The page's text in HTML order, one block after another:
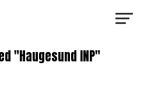
"Haugesund INP"